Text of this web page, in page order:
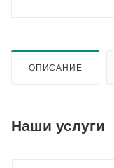
ОПИСАНИЕ
Наши услуги